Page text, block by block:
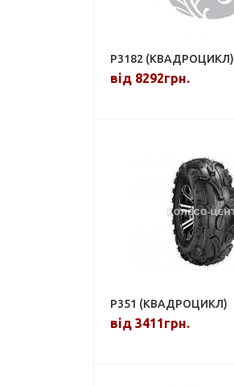
P3182 (КВАДРОЦИКЛ)
від 8292грн.
P351 (КВАДРОЦИКЛ)
від 3411грн.